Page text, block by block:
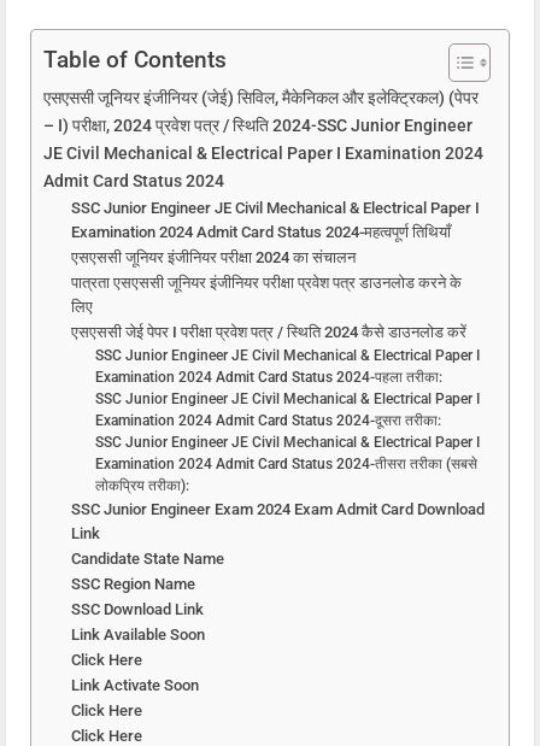
Table of Contents
एसएससी जूनियर इंजीनियर (जेई) सिविल, मैकेनिकल और इलेक्ट्रिकल) (पेपर
– I) परीक्षा, 2024 प्रवेश पत्र / स्थिति 2024-SSC Junior Engineer
JE Civil Mechanical & Electrical Paper I Examination 2024
Admit Card Status 2024
SSC Junior Engineer JE Civil Mechanical & Electrical Paper I
Examination 2024 Admit Card Status 2024-महत्वपूर्ण तिथियाँ
एसएससी जूनियर इंजीनियर परीक्षा 2024 का संचालन
पात्रता एसएससी जूनियर इंजीनियर परीक्षा प्रवेश पत्र डाउनलोड करने के
लिए
एसएससी जेई पेपर I परीक्षा प्रवेश पत्र / स्थिति 2024 कैसे डाउनलोड करें
SSC Junior Engineer JE Civil Mechanical & Electrical Paper I
Examination 2024 Admit Card Status 2024-पहला तरीका:
SSC Junior Engineer JE Civil Mechanical & Electrical Paper I
Examination 2024 Admit Card Status 2024-दूसरा तरीका:
SSC Junior Engineer JE Civil Mechanical & Electrical Paper I
Examination 2024 Admit Card Status 2024-तीसरा तरीका (सबसे
लोकप्रिय तरीका):
SSC Junior Engineer Exam 2024 Exam Admit Card Download
Link
Candidate State Name
SSC Region Name
SSC Download Link
Link Available Soon
Click Here
Link Activate Soon
Click Here
Click Here